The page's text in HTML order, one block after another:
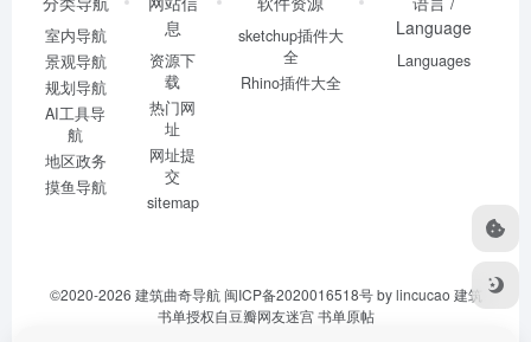
室内导航
景观导航
规划导航
AI工具导
航
地区政务
摸鱼导航
息
资源下
载
热门网
址
网址提
交
sitemap
sketchup插件大
全
Rhino插件大全
Language
Languages
©2020-2026 建筑曲奇导航 闽ICP备2020016518号by lincucao 建筑
书单授权自豆瓣网友迷宫书单原帖